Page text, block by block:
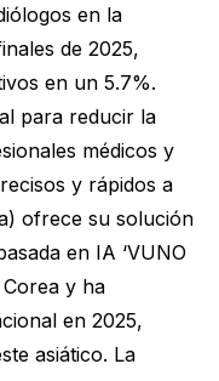
en la
de 2025,
en un 5.7%.
para reducir la
médicos y
y rápidos a
ofrece su solución
en IA ‘VUNO
Corea y ha
en 2025,
asiático. La